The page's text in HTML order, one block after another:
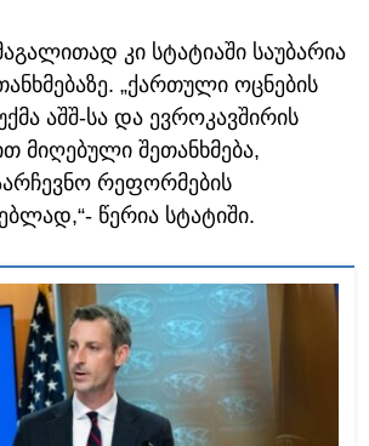
კი სტატიაში საუბარია
„ქართული ოცნების
აშშ-სა და ევროკავშირის
მიღებული შეთანხმება,
რეფორმების
წერია სტატიში.